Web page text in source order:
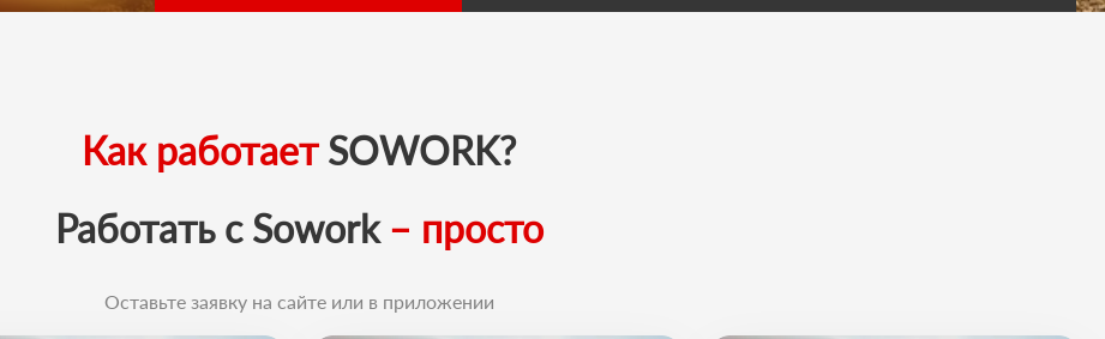
Мы даем гарантию на
выполнили свои поставленные
Мы обещаем, что к вам приедет
Как работаетSOWORK?
Работать с Sowork – просто
Оставьте заявку на сайте или в приложении